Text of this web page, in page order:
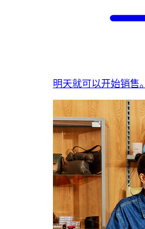
明天就可以开始销售。